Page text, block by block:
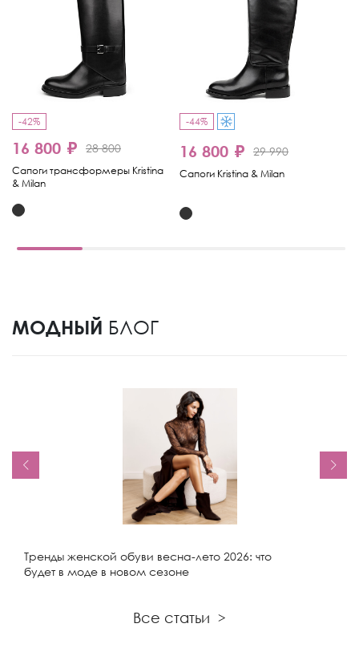
-42%
16 800 ₽ 28 800
Сапоги трансформеры Kristina
& Milan
-44%
16 800 ₽ 29 990
Сапоги Kristina & Milan
МОДНЫЙ БЛОГ
Тренды женской обуви весна-лето 2026: что
будет в моде в новом сезоне
Все статьи >